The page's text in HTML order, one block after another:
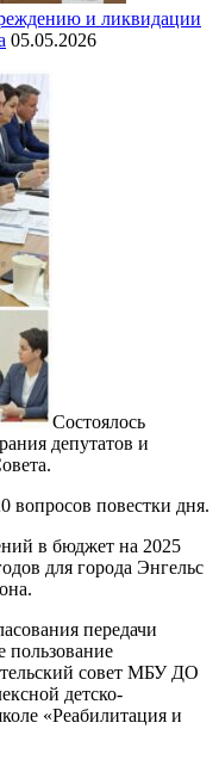
и ликвидации
05.05.2026
Состоялось
депутатов и
вопросов повестки дня.
в бюджет на 2025
для города Энгельс
передачи
пользование
совет МБУ ДО
детско-
«Реабилитация и